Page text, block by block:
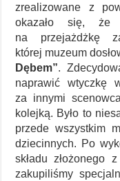
zrealizowane z
okazało się, że
na przejażdżkę
której muzeum
Dębem”.
naprawić wtyczkę
za innymi
kolejką. Było to
przede wszystkim
dziecinnych. Po
składu złożonego
zakupiliśmy